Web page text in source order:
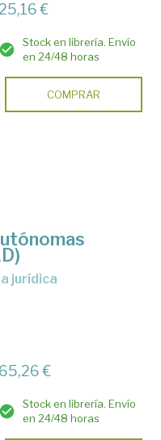
25,16 €
Stock en librería. Envío
en 24/48 horas
COMPRAR
jurídica
65,26 €
Stock en librería. Envío
en 24/48 horas